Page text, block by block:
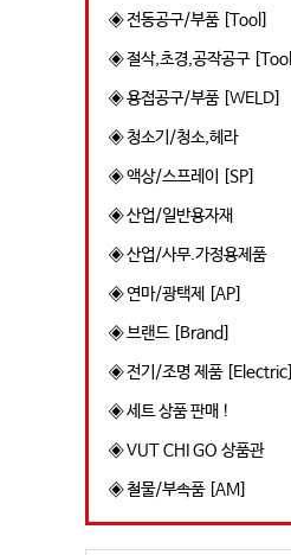
◈ 전동공구/부품 [Tool]
◈ 절삭,초경,공작공구 [Tool]
◈ 용접공구/부품 [WELD]
◈ 청소기/청소,헤라
◈ 액상/스프레이 [SP]
◈ 산업/일반용자재
◈ 산업/사무.가정용제품
◈ 연마/광택제 [AP]
◈ 브랜드 [Brand]
◈ 전기/조명 제품 [Electric]
◈ 세트 상품 판매 !
◈ VUT CHI GO 상품관
◈ 철물/부속품 [AM]